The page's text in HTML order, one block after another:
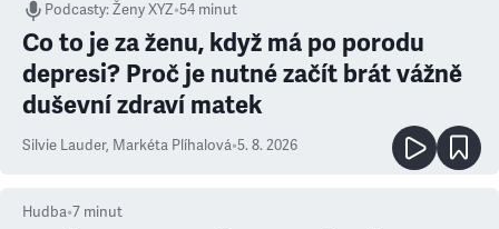
Podcasty:Ženy XYZ•54 minut
Co to je za ženu, když má po porodu
depresi? Proč je nutné začít brát vážně
duševní zdraví matek
Silvie Lauder, Markéta Plíhalová•5. 8. 2026
Hudba•7 minut